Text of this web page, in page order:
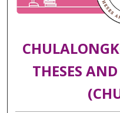
THESES